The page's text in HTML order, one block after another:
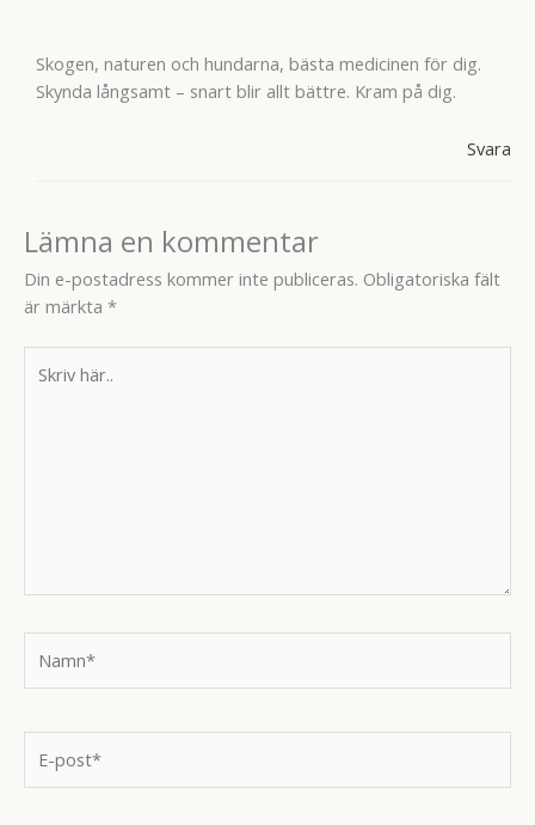
Skogen, naturen och hundarna, bästa medicinen för dig.
Skynda långsamt – snart blir allt bättre. Kram på dig.
Svara
Lämna en kommentar
Din e-postadress kommer inte publiceras. Obligatoriska fält
är märkta *
här..
post*